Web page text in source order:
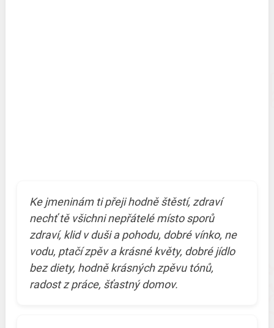
Ke jmeninám ti přeji hodně štěstí, zdraví
nechť tě všichni nepřátelé místo sporů
zdraví, klid v duši a pohodu, dobré vínko, ne
vodu, ptačí zpěv a krásné květy, dobré jídlo
bez diety, hodně krásných zpěvu tónů,
radost z práce, šťastný domov.